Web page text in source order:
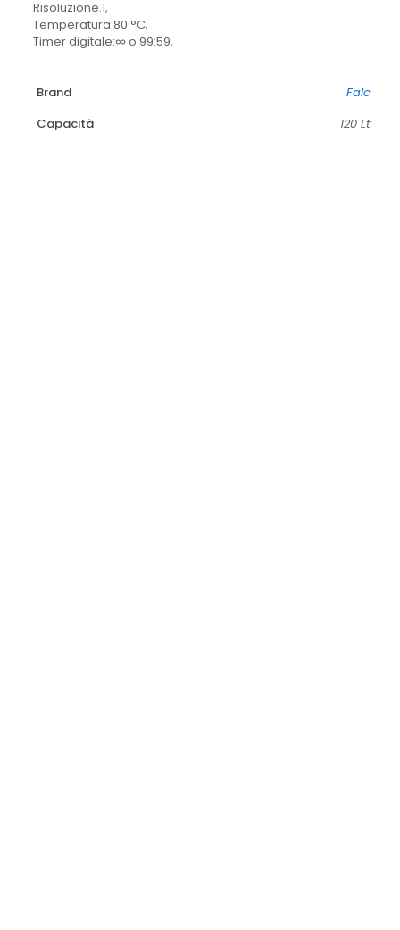
Risoluzione.1,
Temperatura:80 °C,
Timer digitale:∞ o 99:59,
Brand
Falc
Capacità
120 Lt